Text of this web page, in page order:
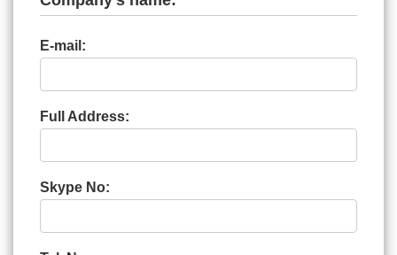
E-mail:
Full Address:
Skype No: